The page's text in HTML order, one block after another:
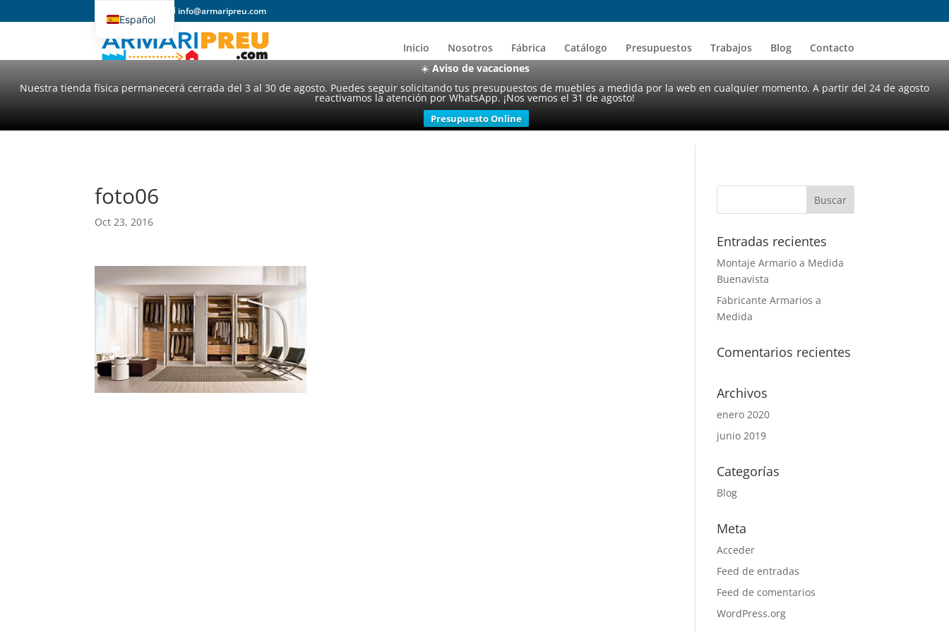
☀️ Aviso de vacaciones
Nuestra tienda física permanecerá cerrada del 3 al 30 de agosto. Puedes seguir solicitando tus presupuestos de muebles a medida por la web en cualquier momento. A partir del 24 de agosto
reactivamos la atención por WhatsApp. ¡Nos vemos el 31 de agosto!
Presupuesto Online
info@armaripreu.com
Inicio Nosotros Fábrica Catálogo Presupuestos Trabajos Blog Contacto
foto06
Oct 23, 2016
Entradas recientes
Montaje Armario a Medida
Buenavista
Fabricante Armarios a
Medida
Comentarios recientes
Archivos
enero 2020
junio 2019
Categorías
Blog
Meta
Acceder
Feed de entradas
Feed de comentarios
WordPress.org
Español
Català